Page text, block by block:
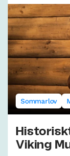
Sommarlov
Viking